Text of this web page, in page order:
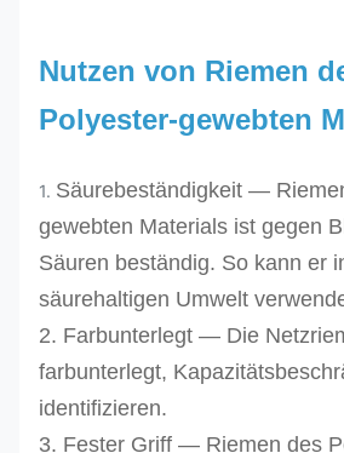
Nutzen von Riemen
Polyester-gewebten
1. Säurebeständigkeit —
gewebten Materials ist gegen
Säuren beständig. So kann er
säurehaltigen Umwelt
2. Farbunterlegt — Die
farbunterlegt,
identifizieren.
3. Fester Griff — Riemen des